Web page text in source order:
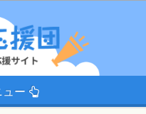
ュー